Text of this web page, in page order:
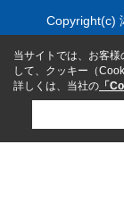
Copyright(c)
当サイトでは、お客
して、クッキー（
詳しくは、当社の 「